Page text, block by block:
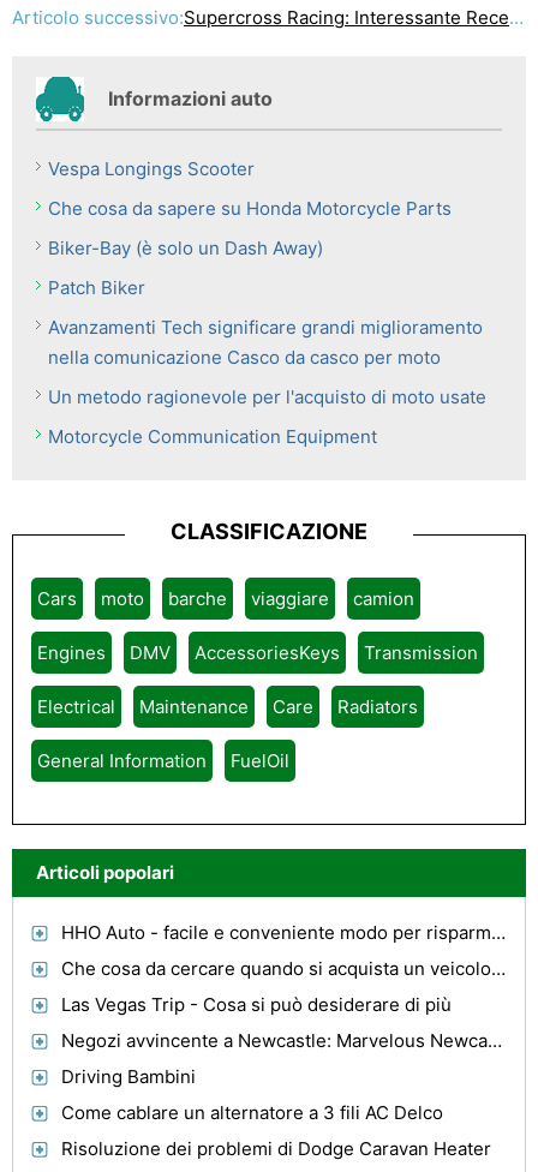
Articolo successivo:Supercross Racing: Interessante Recensioni di farti fare un corso
Informazioni auto
Vespa Longings Scooter
Che cosa da sapere su Honda Motorcycle Parts
Biker-Bay (è solo un Dash Away)
Patch Biker
Avanzamenti Tech significare grandi miglioramento
nella comunicazione Casco da casco per moto
Un metodo ragionevole per l'acquisto di moto usate
Motorcycle Communication Equipment
CLASSIFICAZIONE
Cars moto barche viaggiare camion
Engines DMV AccessoriesKeys Transmission
Electrical Maintenance Care Radiators
General Information FuelOil
Articoli popolari
HHO Auto - facile e conveniente modo per risparmiare denaro sulla bolletta del gas
Che cosa da cercare quando si acquista un veicolo con sedia a rotelle
Las Vegas Trip - Cosa si può desiderare di più
Negozi avvincente a Newcastle: Marvelous Newcastle Town Wall
Driving Bambini
Come cablare un alternatore a 3 fili AC Delco
Risoluzione dei problemi di Dodge Caravan Heater